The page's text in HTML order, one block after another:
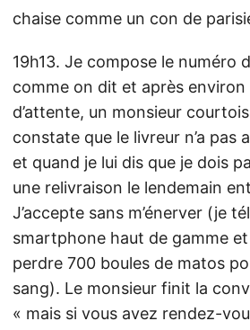
chaise comme un con de
19h13. Je compose le numéro
comme on dit et après environ
d’attente, un monsieur
constate que le livreur n’a pas
et quand je lui dis que je dois
une relivraison le lendemain
J’accepte sans m’énerver (je
smartphone haut de gamme et
perdre 700 boules de matos
sang). Le monsieur finit la
« mais si vous avez rendez-